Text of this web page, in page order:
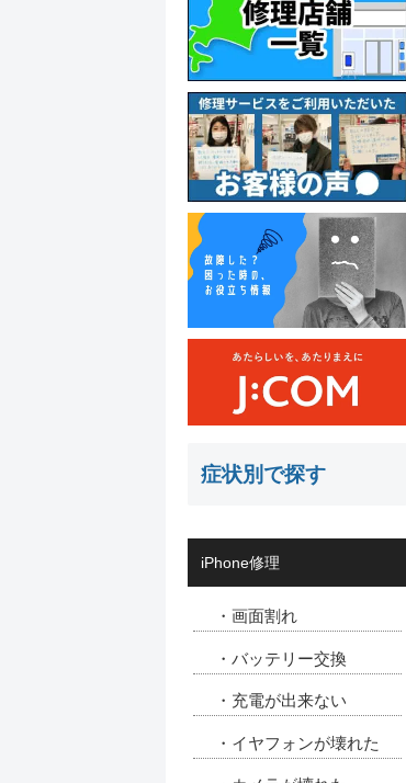
症状別で探す
iPhone修理
・画面割れ
・バッテリー交換
・充電が出来ない
・イヤフォンが壊れた